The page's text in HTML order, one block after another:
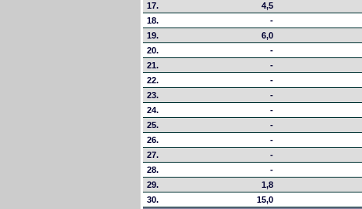
17.
4,5
18.
-
19.
6,0
20.
-
21.
-
22.
-
23.
-
24.
-
25.
-
26.
-
27.
-
28.
-
29.
1,8
30.
15,0